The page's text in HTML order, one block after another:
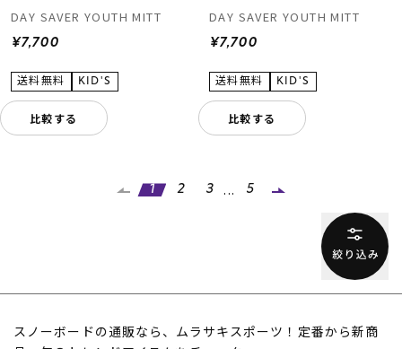
DAY SAVER YOUTH MITT
¥7,700
比較する
DAY SAVER YOUTH MITT
¥7,700
比較する
1 2 3 ... 5
スノーボードの通販なら、ムラサキスポーツ！定番から新商